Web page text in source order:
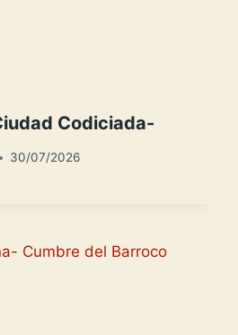
Codiciada-
30/07/2026